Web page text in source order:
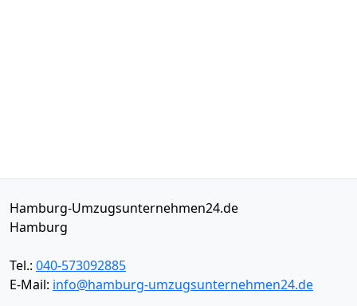
Hamburg-Umzugsunternehmen24.de
Hamburg
Tel.: 040-573092885
E-Mail: info@hamburg-umzugsunternehmen24.de